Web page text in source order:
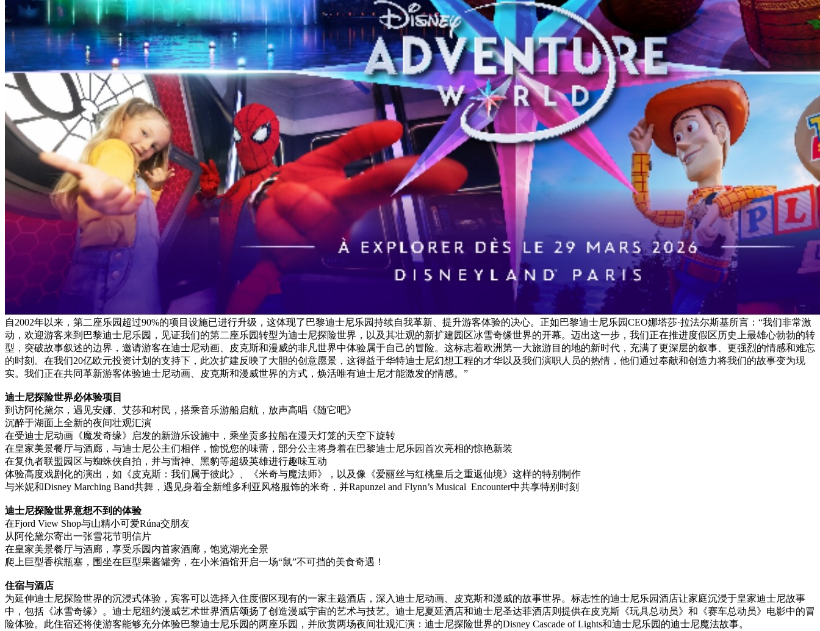
自2002年以来，第二座乐园超过90%的项目设施已进行升级，这体现了巴黎迪士尼乐园持续自我革新、提升游客体验的决心。正如巴黎迪士尼乐园CEO娜塔莎·拉法尔斯基所言：“我们非常激
动，欢迎游客来到巴黎迪士尼乐园，见证我们的第二座乐园转型为迪士尼探险世界，以及其壮观的新扩建园区冰雪奇缘世界的开幕。迈出这一步，我们正在推进度假区历史上最雄心勃勃的转
型，突破故事叙述的边界，邀请游客在迪士尼动画、皮克斯和漫威的非凡世界中体验属于自己的冒险。这标志着欧洲第一大旅游目的地的新时代，充满了更深层的叙事、更强烈的情感和难忘
的时刻。在我们20亿欧元投资计划的支持下，此次扩建反映了大胆的创意愿景，这得益于华特迪士尼幻想工程的才华以及我们演职人员的热情，他们通过奉献和创造力将我们的故事变为现
实。我们正在共同革新游客体验迪士尼动画、皮克斯和漫威世界的方式，焕活唯有迪士尼才能激发的情感。”
迪士尼探险世界必体验项目
到访阿伦黛尔，遇见安娜、艾莎和村民，搭乘音乐游船启航，放声高唱《随它吧》
沉醉于湖面上全新的夜间壮观汇演
在受迪士尼动画《魔发奇缘》启发的新游乐设施中，乘坐贡多拉船在漫天灯笼的天空下旋转
在皇家美景餐厅与酒廊，与迪士尼公主们相伴，愉悦您的味蕾，部分公主将身着在巴黎迪士尼乐园首次亮相的惊艳新装
在复仇者联盟园区与蜘蛛侠自拍，并与雷神、黑豹等超级英雄进行趣味互动
体验高度戏剧化的演出，如《皮克斯：我们属于彼此》、《米奇与魔法师》，以及像《爱丽丝与红桃皇后之重返仙境》这样的特别制作
与米妮和Disney Marching Band共舞，遇见身着全新维多利亚风格服饰的米奇，并Rapunzel and Flynn’s Musical Encounter中共享特别时刻
迪士尼探险世界意想不到的体验
在Fjord View Shop与山精小可爱Rúna交朋友
从阿伦黛尔寄出一张雪花节明信片
在皇家美景餐厅与酒廊，享受乐园内首家酒廊，饱览湖光全景
爬上巨型香槟瓶塞，围坐在巨型果酱罐旁，在小米酒馆开启一场“鼠”不可挡的美食奇遇！
住宿与酒店
为延伸迪士尼探险世界的沉浸式体验，宾客可以选择入住度假区现有的一家主题酒店，深入迪士尼动画、皮克斯和漫威的故事世界。标志性的迪士尼乐园酒店让家庭沉浸于皇家迪士尼故事
中，包括《冰雪奇缘》。迪士尼纽约漫威艺术世界酒店颂扬了创造漫威宇宙的艺术与技艺。迪士尼夏延酒店和迪士尼圣达菲酒店则提供在皮克斯《玩具总动员》和《赛车总动员》电影中的冒
险体验。此住宿还将使游客能够充分体验巴黎迪士尼乐园的两座乐园，并欣赏两场夜间壮观汇演：迪士尼探险世界的Disney Cascade of Lights和迪士尼乐园的迪士尼魔法故事。